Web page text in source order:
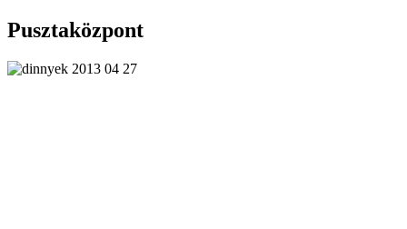
Pusztaközpont